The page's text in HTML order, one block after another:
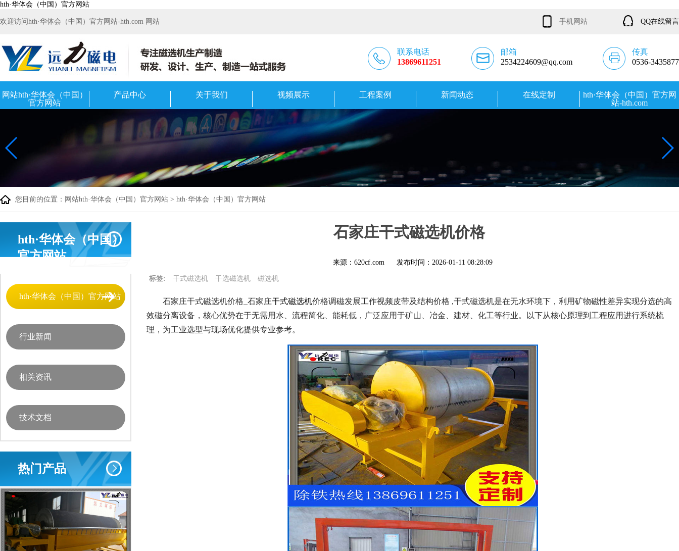
hth·华体会（中国）官方网站
欢迎访问hth·华体会（中国）官方网站-hth.com 网站 手机网站 QQ在线留言
联系电话
13869611251
邮箱
2534224609@qq.com
传真
0536-3435877
网站hth·华体会（中国）
官方网站
产品中心 关于我们 视频展示 工程案例 新闻动态 在线定制
hth·华体会（中国）官方网
站-hth.com
您目前的位置： 网站hth·华体会（中国）官方网站 > hth·华体会（中国）官方网站
hth·华体会（中国）
官方网站
hth·华体会（中国）官方网站
行业新闻
相关资讯
技术文档
热门产品
石家庄干式磁选机价格
来源：620cf.com 发布时间： 2026-01-11 08:28:09
标签: 干式磁选机 干选磁选机 磁选机
石家庄干式磁选机价格_石家庄干式磁选机价格调磁发展工作视频皮带及结构价格 ,干式磁选机是在无水环境下，利用矿物磁性差异实现分选的高
效磁分离设备，核心优势在于无需用水、流程简化、能耗低，广泛应用于矿山、冶金、建材、化工等行业。以下从核心原理到工程应用进行系统梳
理，为工业选型与现场优化提供专业参考。